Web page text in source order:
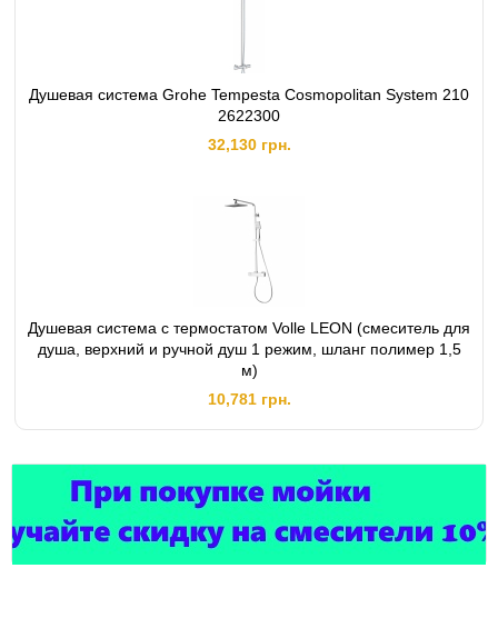
Душевая система Grohe Tempesta Cosmopolitan System 210
2622300
32,130 грн.
Душевая система с термостатом Volle LEON (смеситель для
душа, верхний и ручной душ 1 режим, шланг полимер 1,5
м)
10,781 грн.